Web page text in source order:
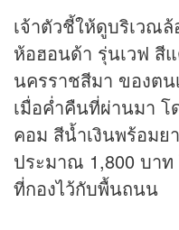
เจ้าตัวชี้ให้ดูบริเวณ
ห้อฮอนด้า รุ่นเวฟ สี
นครราชสีมา ของตน
เมื่อค่ำคืนที่ผ่านมา โ
คอม สีน้ำเงินพร้อมย
ประมาณ 1,800 บาท
ที่กองไว้กับพื้นถนน